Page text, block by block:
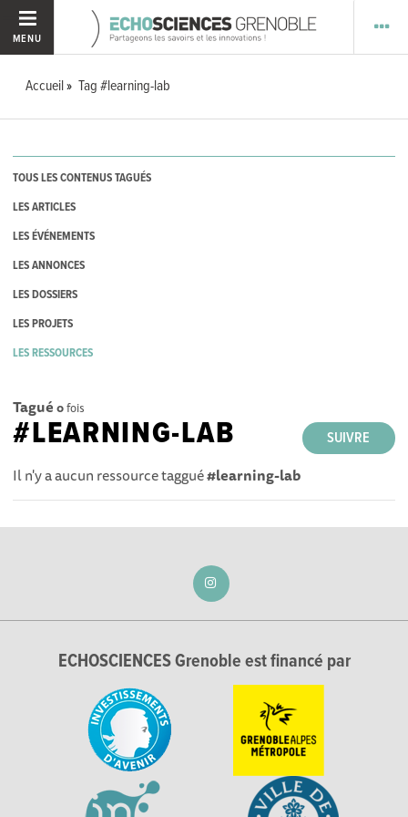
MENU
Accueil Tag #learning-lab
TOUS LES CONTENUS TAGUÉS
LES ARTICLES
LES ÉVÉNEMENTS
LES ANNONCES
LES DOSSIERS
LES PROJETS
LES RESSOURCES
Tagué 0fois
SUIVRE
#LEARNING-LAB
Il n'y a aucun ressource taggué#learning-lab
ECHOSCIENCES Grenoble est financé par